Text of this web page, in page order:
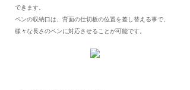
できます。
ペンの収納口は、背面の仕切板の位置を差し替える事で、
様々な長さのペンに対応させることが可能です。